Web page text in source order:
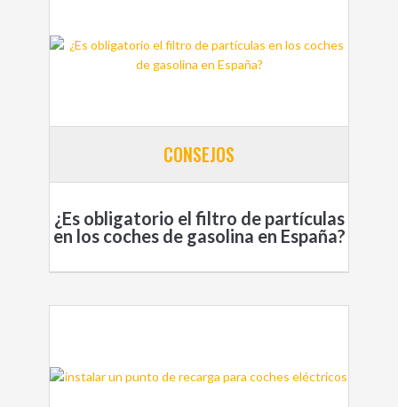
CONSEJOS
¿Es obligatorio el filtro de partículas
en los coches de gasolina en España?